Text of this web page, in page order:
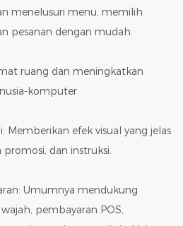
menelusuri menu, memilih
pesanan dengan mudah.
ruang dan meningkatkan
komputer
Memberikan efek visual yang jelas
dan instruksi.
Umumnya mendukung
pembayaran POS,